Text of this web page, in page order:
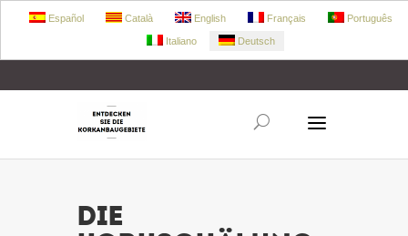
DIE
Español Català English Français Português
Italiano Deutsch